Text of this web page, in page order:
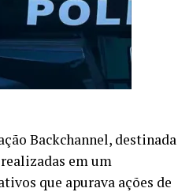
Backchannel, destinada
em um
que apurava ações de